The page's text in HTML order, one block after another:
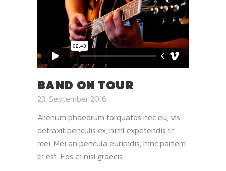
BAND ON TOUR
23. September 2016
Alienum phaedrum torquatos nec eu, vis
detraxit periculis ex, nihil expetendis in
mei. Mei an pericula euripidis, hinc partem
ei est. Eos ei nisl graecis....